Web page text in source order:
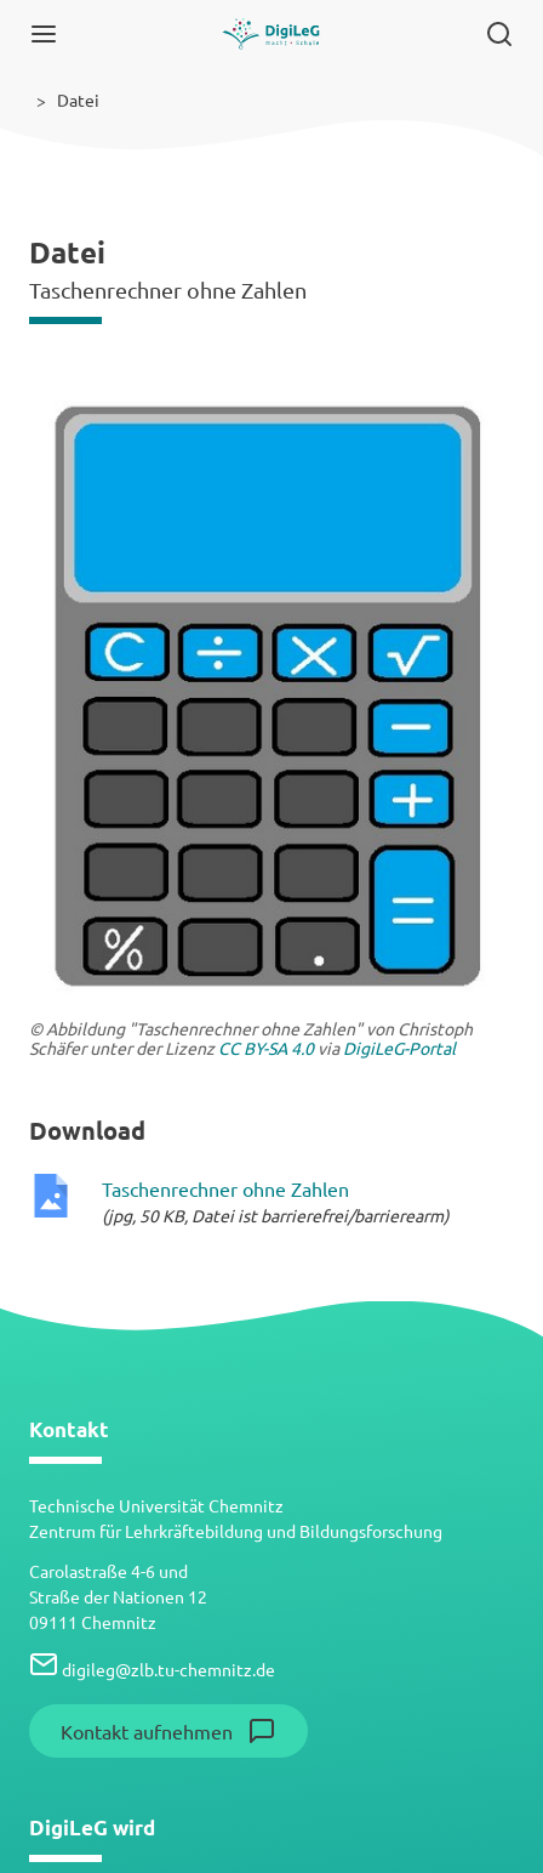
Datei
Datei
Taschenrechner ohne Zahlen
© Abbildung "Taschenrechner ohne Zahlen" von Christoph
Schäfer unter der LizenzCC BY-SA 4.0viaDigiLeG-Portal
Download
Taschenrechner ohne Zahlen
(jpg, 50 KB, Datei ist barrierefrei/barrierearm)
Kontakt
Technische Universität Chemnitz
Zentrum für Lehrkräftebildung und Bildungsforschung
Carolastraße 4-6 und
Straße der Nationen 12
09111 Chemnitz
digileg@zlb.tu-chemnitz.de
Kontakt aufnehmen
DigiLeG wird